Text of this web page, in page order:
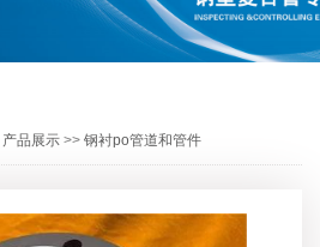
产品展示 >>钢衬po管道和管件